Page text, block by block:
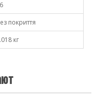
покриття
кг